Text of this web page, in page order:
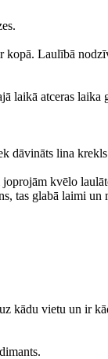
Laulībā
laikā atceras
dāvināts lina
kvēlo
tas glabā laimi un
kādu vietu un ir